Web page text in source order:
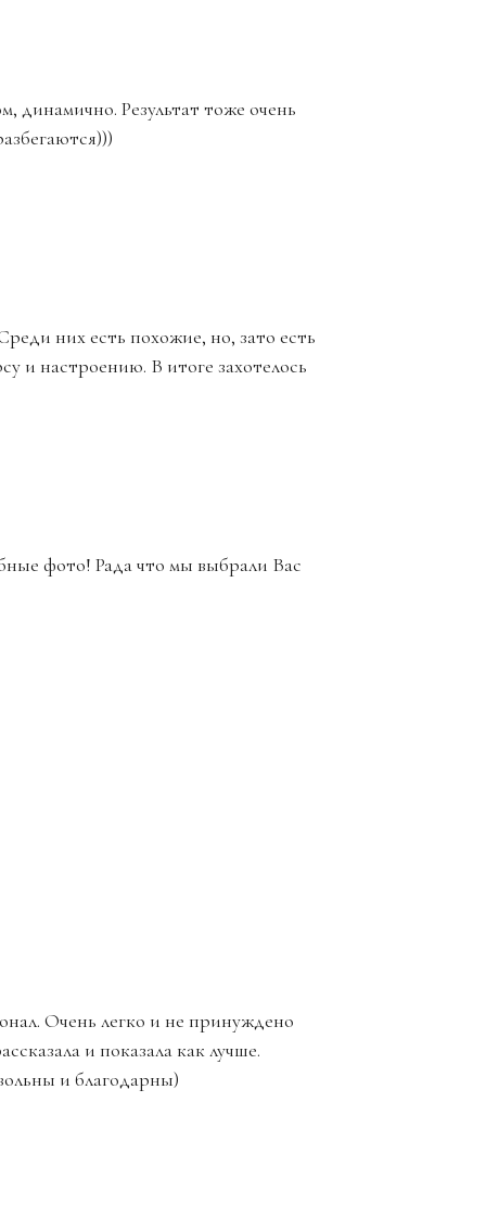
динамично. Результат тоже очень
них есть похожие, но, зато есть
и настроению. В итоге захотелось
фото! Рада что мы выбрали Вас
Очень легко и не принуждено
и показала как лучше.
и благодарны)